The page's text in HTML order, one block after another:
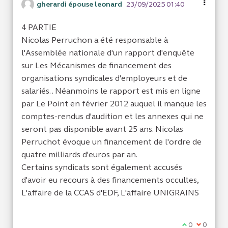
gherardi épouse leonard 23/09/2025 01:40
4 PARTIE
Nicolas Perruchon a été responsable à
l'Assemblée nationale d'un rapport d'enquête
sur Les Mécanismes de financement des
organisations syndicales d'employeurs et de
salariés. . Néanmoins le rapport est mis en ligne
par Le Point en février 2012 auquel il manque les
comptes-rendus d'audition et les annexes qui ne
seront pas disponible avant 25 ans. Nicolas
Perruchot évoque un financement de l'ordre de
quatre milliards d'euros par an.
Certains syndicats sont également accusés
d'avoir eu recours à des financements occultes,
L'affaire de la CCAS d'EDF, L'affaire UNIGRAINS
Je suis
0 Je ne
0